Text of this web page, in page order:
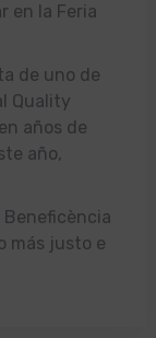
en la Feria
de uno de
Quality
años de
año,
Beneficència
más justo e